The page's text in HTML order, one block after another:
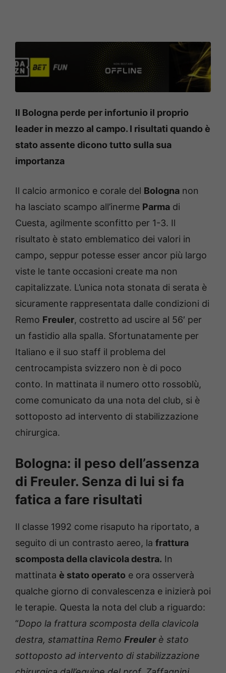
Il Bologna perde per infortunio il proprio
leader in mezzo al campo. I risultati quando è
stato assente dicono tutto sulla sua
importanza
Il calcio armonico e corale del Bologna non
ha lasciato scampo all’inerme Parma di
Cuesta, agilmente sconfitto per 1-3. Il
risultato è stato emblematico dei valori in
campo, seppur potesse esser ancor più largo
viste le tante occasioni create ma non
capitalizzate. L’unica nota stonata di serata è
sicuramente rappresentata dalle condizioni di
Remo Freuler, costretto ad uscire al 56′ per
un fastidio alla spalla. Sfortunatamente per
Italiano e il suo staff il problema del
centrocampista svizzero non è di poco
conto. In mattinata il numero otto rossoblù,
come comunicato da una nota del club, si è
sottoposto ad intervento di stabilizzazione
chirurgica.
Bologna: il peso dell’assenza
di Freuler. Senza di lui si fa
fatica a fare risultati
Il classe 1992 come risaputo ha riportato, a
seguito di un contrasto aereo, la frattura
scomposta della clavicola destra. In
mattinata è stato operato e ora osserverà
qualche giorno di convalescenza e inizierà poi
le terapie. Questa la nota del club a riguardo:
“Dopo la frattura scomposta della clavicola
destra, stamattina Remo Freulerè stato
sottoposto ad intervento di stabilizzazione